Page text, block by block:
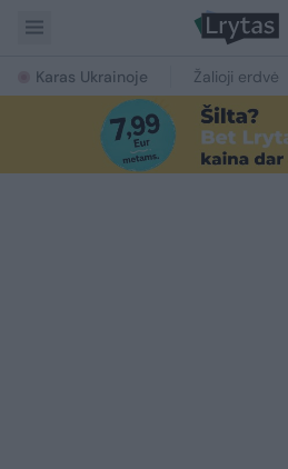
Karas Ukrainoje Žalioji erdvė